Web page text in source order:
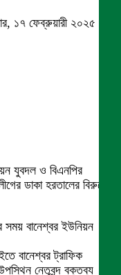
১৭ ফেব্রুয়ারী ২০২৫
যুবদল ও বিএনপির
ডাকা হরতালের বিরুদ্ধে
সময় বানেশ্বর ইউনিয়ন
বানেশ্বর ট্রাফিক
নেতৃবৃন্দ বক্তব্য